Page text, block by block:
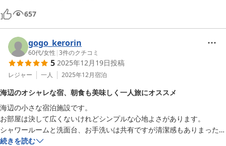
657
gogo_kerorin
60代/女性 |3件のクチコミ
5 2025年12月19日投稿
レジャー 一人 2025年12月宿泊
海辺のオシャレな宿、朝食も美味しく一人旅にオススメ
海辺の小さな宿泊施設です。
お部屋は決して広くないけれどシンプルな心地よさがあります。
シャワールームと洗面台、お手洗いは共有ですが清潔感もありまったく
問題なかったです。
続きを読む